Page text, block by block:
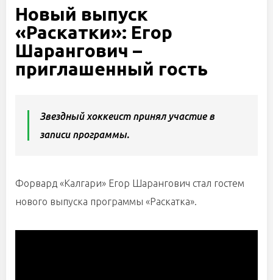
Новый выпуск
«Раскатки»: Егор
Шарангович –
приглашенный гость
Звездный хоккеист принял участие в
записи программы.
Форвард «Калгари» Егор Шарангович стал гостем
нового выпуска программы «Раскатка».